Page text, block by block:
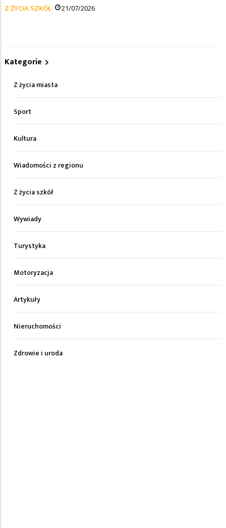
Z ŻYCIA SZKÓŁ 21/07/2026
Kategorie
Z życia miasta
Sport
Kultura
Wiadomości z regionu
Z życia szkół
Wywiady
Turystyka
Motoryzacja
Artykuły
Nieruchomości
Zdrowie i uroda